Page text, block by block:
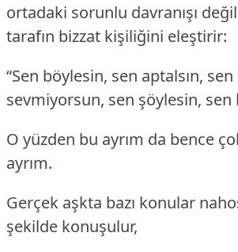
ortadaki sorunlu davranışı
tarafın bizzat kişiliğini eleştirir:
“Sen böylesin, sen aptalsın,
sevmiyorsun, sen şöylesin, sen
O yüzden bu ayrım da bence
ayrım.
Gerçek aşkta bazı konular
şekilde konuşulur,